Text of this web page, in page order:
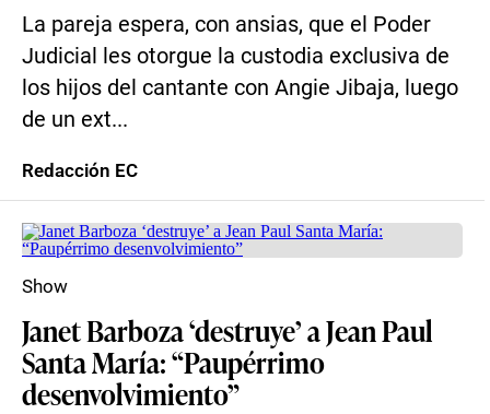
La pareja espera, con ansias, que el Poder
Judicial les otorgue la custodia exclusiva de
los hijos del cantante con Angie Jibaja, luego
de un ext...
Redacción EC
Janet Barboza ‘destruye’ a Jean Paul
Santa María: “Paupérrimo
desenvolvimiento”
Show